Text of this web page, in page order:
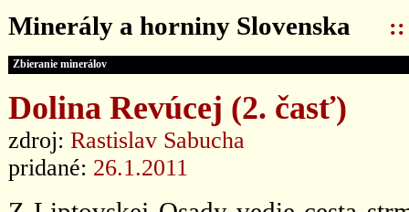
Minerály a horniny Slovenska ::
Zbieranie minerálov
Dolina Revúcej (2. časť)
zdroj: Rastislav Sabucha
pridané: 26.1.2011